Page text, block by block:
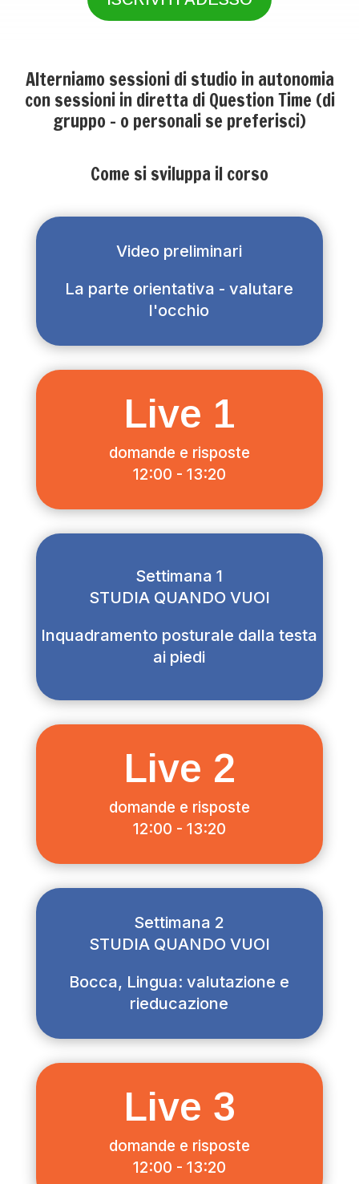
Alterniamo sessioni di studio in autonomia
con sessioni in diretta di Question Time (di
gruppo - o personali se preferisci)
Come si sviluppa il corso
Video preliminari
La parte orientativa - valutare
l'occhio
Live 1
domande e risposte
12:00 - 13:20
Settimana 1
STUDIA QUANDO VUOI
Inquadramento posturale dalla testa
ai piedi
Live 2
domande e risposte
12:00 - 13:20
Settimana 2
STUDIA QUANDO VUOI
Bocca, Lingua: valutazione e
rieducazione
Live 3
domande e risposte
12:00 - 13:20